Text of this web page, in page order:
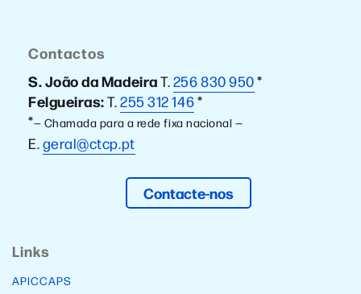
Contactos
S. João da MadeiraT.256 830 950*
Felgueiras:T.255 312 146*
*— Chamada para a rede fixa nacional —
E.geral@ctcp.pt
Contacte-nos
Links
APICCAPS